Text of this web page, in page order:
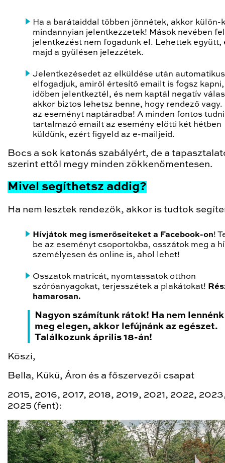
Ha a barátaiddal többen jönnétek, akkor külön-
mindannyian jelentkezzetek! Mások nevében
jelentkezést nem fogadunk el. Lehettek együtt,
majd a gyűlésen jelezzétek.
Jelentkezésedet az elküldése után
elfogadjuk, amiről értesítő emailt is fogsz kapni,
időben jelentkeztél, és nem kaptál negatív
akkor biztos lehetsz benne, hogy rendező vagy.
az eseményt naptáradba! A minden fontos
tartalmazó emailt az esemény előtti két hétben
küldünk, ezért figyeld az e-mailjeid.
Bocs a sok katonás szabályért, de a
szerint ettől megy minden zökkenőmentesen.
Mivel segíthetsz addig?
Ha nem lesztek rendezők, akkor is tudtok
Hívjátok meg ismerőseiteket a Facebook-on!
be az eseményt csoportokba, osszátok meg a
személyesen és online is, ahol lehet!
Osszatok matricát, nyomtassatok otthon
szóróanyagokat, terjesszétek a plakátokat!
hamarosan.
Nagyon számítunk rátok! Ha nem lennénk
meg elegen, akkor lefújnánk az egészet.
Találkozunk április 18-án!
Köszi,
Bella, Kükü, Áron és a főszervezői csapat
2015, 2016, 2017, 2018, 2019, 2021, 2022,
2025 (fent):